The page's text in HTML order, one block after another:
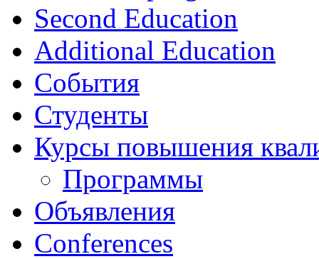
Second Education
Additional Education
События
Студенты
Курсы повышения
Программы
Объявления
Conferences